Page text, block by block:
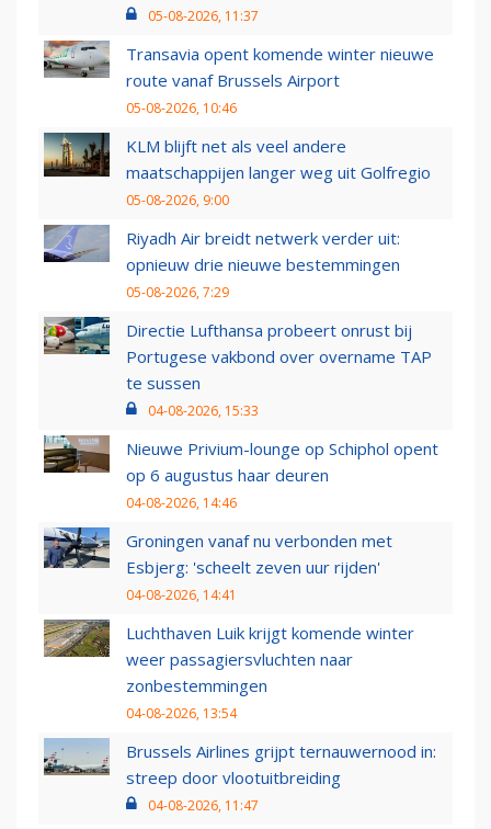
05-08-2026, 11:37
Transavia opent komende winter nieuwe
route vanaf Brussels Airport
05-08-2026, 10:46
KLM blijft net als veel andere
maatschappijen langer weg uit Golfregio
05-08-2026, 9:00
Riyadh Air breidt netwerk verder uit:
opnieuw drie nieuwe bestemmingen
05-08-2026, 7:29
Directie Lufthansa probeert onrust bij
Portugese vakbond over overname TAP
te sussen
04-08-2026, 15:33
Nieuwe Privium-lounge op Schiphol opent
op 6 augustus haar deuren
04-08-2026, 14:46
Groningen vanaf nu verbonden met
Esbjerg: 'scheelt zeven uur rijden'
04-08-2026, 14:41
Luchthaven Luik krijgt komende winter
weer passagiersvluchten naar
zonbestemmingen
04-08-2026, 13:54
Brussels Airlines grijpt ternauwernood in:
streep door vlootuitbreiding
04-08-2026, 11:47